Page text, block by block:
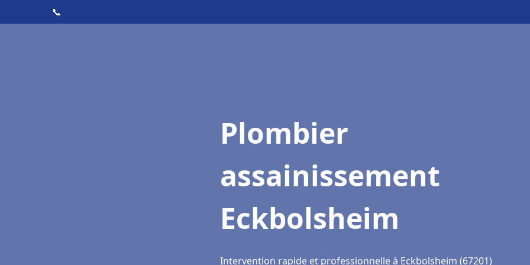
📞
Plombier
assainissement
Eckbolsheim
Intervention rapide et professionnelle à Eckbolsheim (67201)